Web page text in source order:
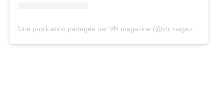
Une publication partagée par VH magazine (@vh.magazine)